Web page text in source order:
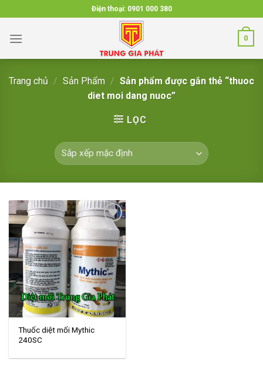
to
content
Điện thoại: 0901 000 380
0
Trang chủ / Sản Phẩm / Sản phẩm được gắn thẻ “thuoc
diet moi dang nuoc”
LỌC
Add to
wishlist
Thuốc diệt mối Mythic
240SC